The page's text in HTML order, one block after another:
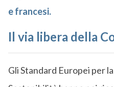
e francesi.
Il via libera della
Gli Standard Europei per